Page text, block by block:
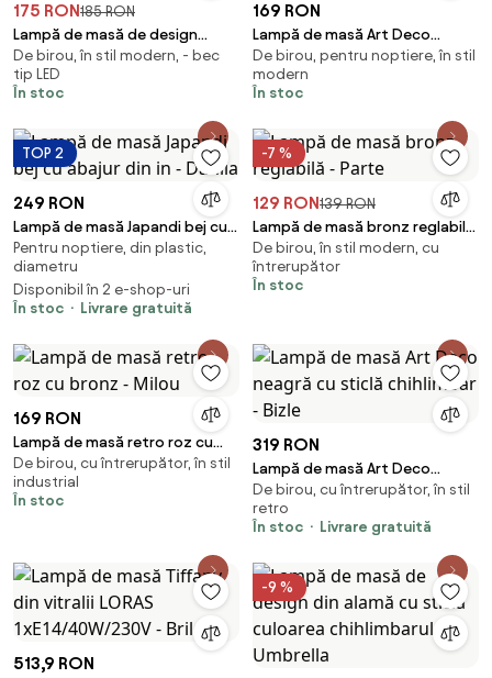
175 RON185 RON
Lampă de masă de design
bronz închis incl. LED cu dimmer
- Joya
De birou, în stil modern, - bec
tip LED
În stoc
169 RON
Lampă de masă Art Deco
neagră cu sticlă fumurie - Karel
De birou, pentru noptiere, în stil
modern
În stoc
TOP 2
249 RON
Lampă de masă Japandi bej cu
abajur din in - Dahlia
Pentru noptiere, din plastic,
diametru
Disponibil în 2 e-shop-uri
În stoc
Livrare gratuită
-7 %
129 RON139 RON
Lampă de masă bronz reglabilă
- Parte
De birou, în stil modern, cu
întrerupător
În stoc
169 RON
Lampă de masă retro roz cu
bronz - Milou
De birou, cu întrerupător, în stil
industrial
În stoc
319 RON
Lampă de masă Art Deco
neagră cu sticlă chihlimbar -
Bizle
De birou, cu întrerupător, în stil
retro
În stoc
Livrare gratuită
513,9 RON
-9 %